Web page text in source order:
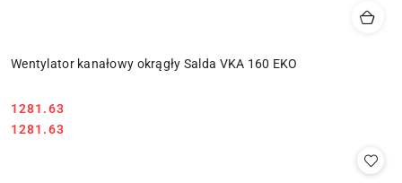
Wentylator kanałowy okrągły Salda VKA 160 EKO
Cena:
1281.63
Cena:
1281.63